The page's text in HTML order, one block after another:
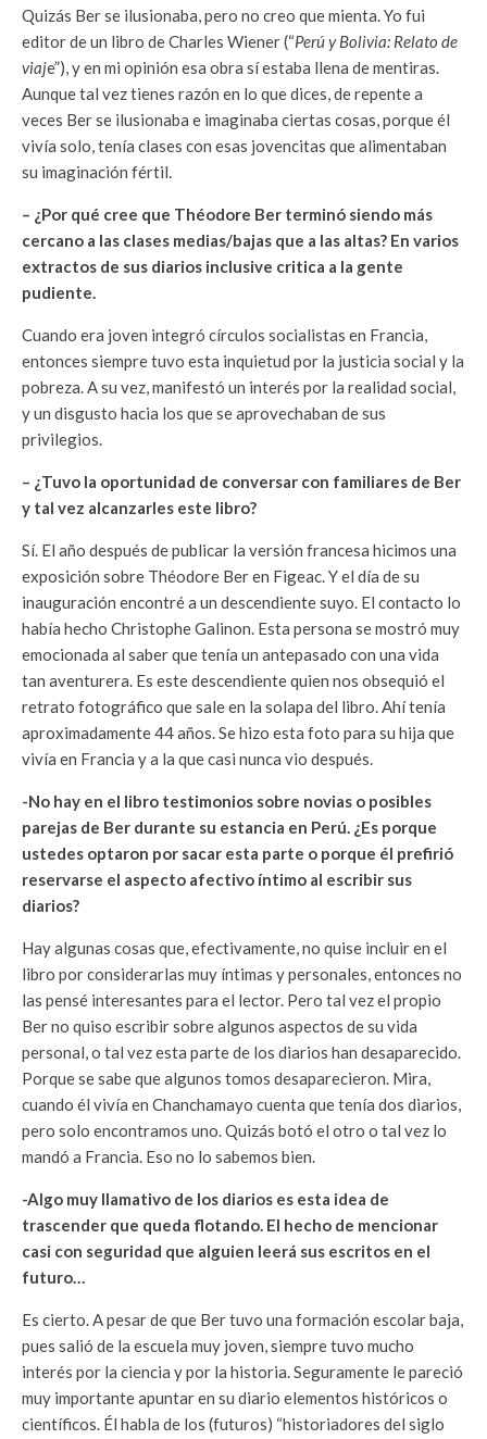
Quizás Ber se ilusionaba, pero no creo que mienta. Yo fui
editor de un libro de Charles Wiener (“Perú y Bolivia: Relato de
viaje”), y en mi opinión esa obra sí estaba llena de mentiras.
Aunque tal vez tienes razón en lo que dices, de repente a
veces Ber se ilusionaba e imaginaba ciertas cosas, porque él
vivía solo, tenía clases con esas jovencitas que alimentaban
su imaginación fértil.
– ¿Por qué cree que Théodore Ber terminó siendo más
cercano a las clases medias/bajas que a las altas? En varios
extractos de sus diarios inclusive critica a la gente
pudiente.
Cuando era joven integró círculos socialistas en Francia,
entonces siempre tuvo esta inquietud por la justicia social y la
pobreza. A su vez, manifestó un interés por la realidad social,
y un disgusto hacia los que se aprovechaban de sus
privilegios.
– ¿Tuvo la oportunidad de conversar con familiares de Ber
y tal vez alcanzarles este libro?
Sí. El año después de publicar la versión francesa hicimos una
exposición sobre Théodore Ber en Figeac. Y el día de su
inauguración encontré a un descendiente suyo. El contacto lo
había hecho Christophe Galinon. Esta persona se mostró muy
emocionada al saber que tenía un antepasado con una vida
tan aventurera. Es este descendiente quien nos obsequió el
retrato fotográfico que sale en la solapa del libro. Ahí tenía
aproximadamente 44 años. Se hizo esta foto para su hija que
vivía en Francia y a la que casi nunca vio después.
-No hay en el libro testimonios sobre novias o posibles
parejas de Ber durante su estancia en Perú. ¿Es porque
ustedes optaron por sacar esta parte o porque él prefirió
reservarse el aspecto afectivo íntimo al escribir sus
diarios?
Hay algunas cosas que, efectivamente, no quise incluir en el
libro por considerarlas muy íntimas y personales, entonces no
las pensé interesantes para el lector. Pero tal vez el propio
Ber no quiso escribir sobre algunos aspectos de su vida
personal, o tal vez esta parte de los diarios han desaparecido.
Porque se sabe que algunos tomos desaparecieron. Mira,
cuando él vivía en Chanchamayo cuenta que tenía dos diarios,
pero solo encontramos uno. Quizás botó el otro o tal vez lo
mandó a Francia. Eso no lo sabemos bien.
-Algo muy llamativo de los diarios es esta idea de
trascender que queda flotando. El hecho de mencionar
casi con seguridad que alguien leerá sus escritos en el
futuro…
Es cierto. A pesar de que Ber tuvo una formación escolar baja,
pues salió de la escuela muy joven, siempre tuvo mucho
interés por la ciencia y por la historia. Seguramente le pareció
muy importante apuntar en su diario elementos históricos o
científicos. Él habla de los (futuros) “historiadores del siglo